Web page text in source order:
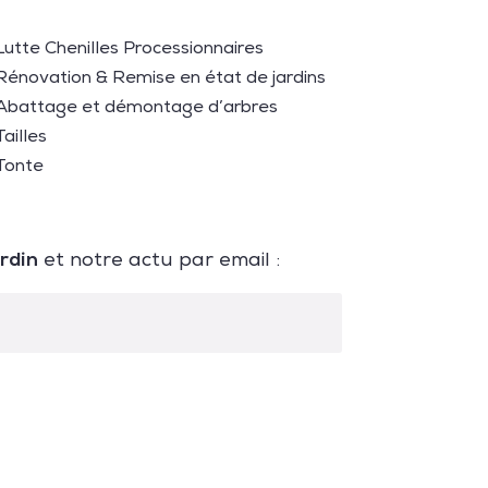
Chenilles Processionnaires
& Remise en état de jardins
et démontage d’arbres
Tailles
Tonte
et notre actu par email :